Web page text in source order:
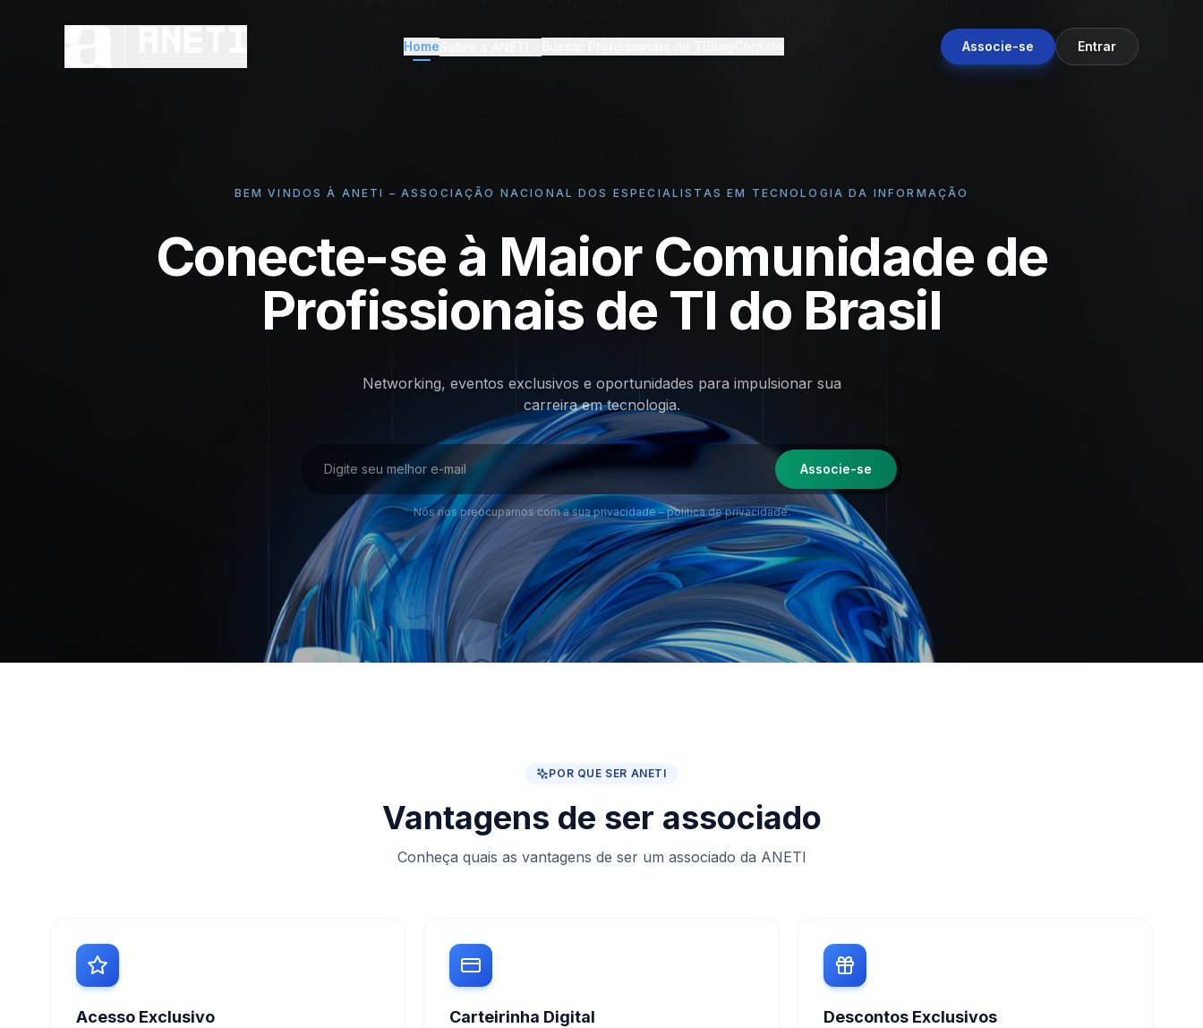
Home Associe-se Entrar
BEM VINDOS À ANETI – ASSOCIAÇÃO NACIONAL DOS ESPECIALISTAS EM TECNOLOGIA DA INFORMAÇÃO
Conecte-se à Maior Comunidade de
Profissionais de TI do Brasil
Networking, eventos exclusivos e oportunidades para impulsionar sua
carreira em tecnologia.
Associe-se
Nós nos preocupamos com a sua privacidade – política de privacidade.
POR QUE SER ANETI
Vantagens de ser associado
Conheça quais as vantagens de ser um associado da ANETI
Acesso Exclusivo Carteirinha Digital Descontos Exclusivos